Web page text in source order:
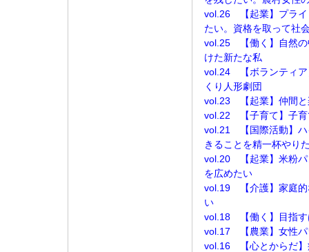
vol.26 【起業】プライ
たい。資格を取って社
vol.25 【働く】自然の
けた新たな私
vol.24 【ボランティア
くり人形劇団
vol.23 【起業】仲間と
vol.22 【子育て】子育
vol.21 【国際活動】ハ
きることを精一杯やり
vol.20 【起業】米粉パ
を広めたい
vol.19 【介護】家庭的
い
vol.18 【働く】目指す
vol.17 【農業】女性パ
vol.16 【心とからだ】